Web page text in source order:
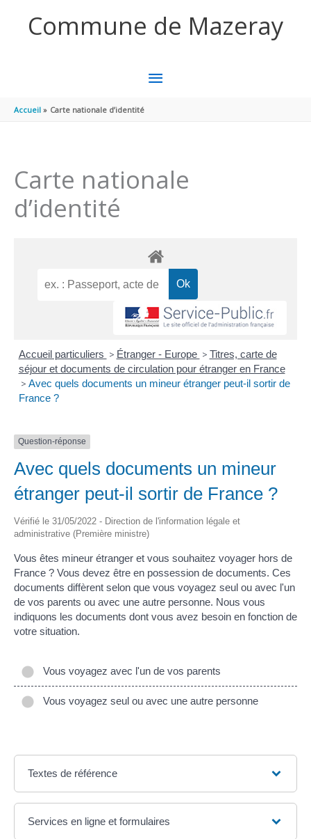
Commune de Mazeray
MENU
Accueil Carte nationale d’identité
Carte nationale
d’identité
Accueil particuliers > Étranger - Europe > Titres, carte de
séjour et documents de circulation pour étranger en France
> Avec quels documents un mineur étranger peut-il sortir de
France ?
Question-réponse
Avec quels documents un mineur
étranger peut-il sortir de France ?
Vérifié le 31/05/2022 - Direction de l'information légale et
administrative (Première ministre)
Vous êtes mineur étranger et vous souhaitez voyager hors de
France ? Vous devez être en possession de documents. Ces
documents diffèrent selon que vous voyagez seul ou avec l'un
de vos parents ou avec une autre personne. Nous vous
indiquons les documents dont vous avez besoin en fonction de
votre situation.
Vous voyagez avec l'un de vos parents
Vous voyagez seul ou avec une autre personne
Textes de référence
Services en ligne et formulaires